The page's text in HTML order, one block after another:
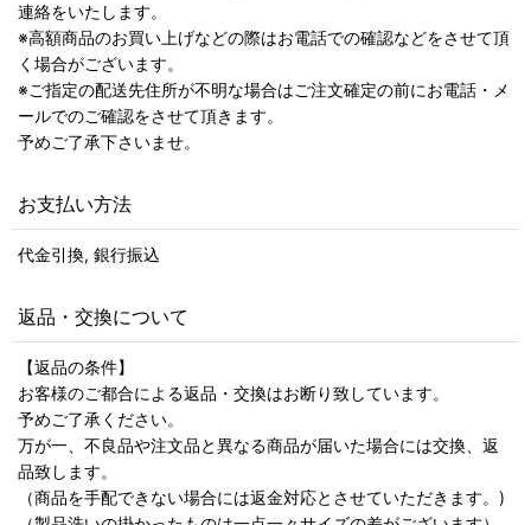
連絡をいたします。
※高額商品のお買い上げなどの際はお電話での確認などをさせて頂
く場合がございます。
※ご指定の配送先住所が不明な場合はご注文確定の前にお電話・メ
ールでのご確認をさせて頂きます。
予めご了承下さいませ。
お支払い方法
代金引換, 銀行振込
返品・交換について
【返品の条件】
お客様のご都合による返品・交換はお断り致しています。
予めご了承ください。
万が一、不良品や注文品と異なる商品が届いた場合には交換、返
品致します。
（商品を手配できない場合には返金対応とさせていただきます。)